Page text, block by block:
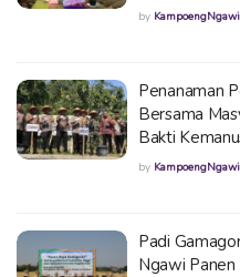
by KampoengNgawi
Penanaman
Bersama
Bakti
by KampoengNgawi
Padi
Ngawi Panen